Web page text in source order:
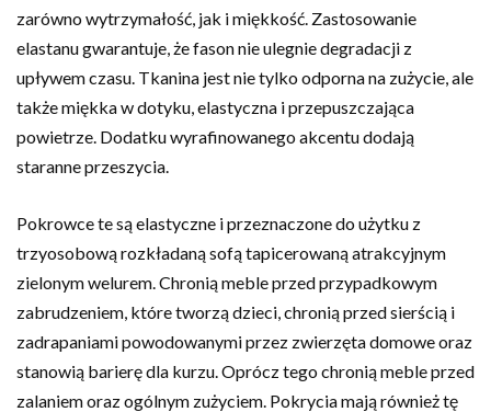
zarówno wytrzymałość, jak i miękkość. Zastosowanie
elastanu gwarantuje, że fason nie ulegnie degradacji z
upływem czasu. Tkanina jest nie tylko odporna na zużycie, ale
także miękka w dotyku, elastyczna i przepuszczająca
powietrze. Dodatku wyrafinowanego akcentu dodają
staranne przeszycia.
Pokrowce te są elastyczne i przeznaczone do użytku z
trzyosobową rozkładaną sofą tapicerowaną atrakcyjnym
zielonym welurem. Chronią meble przed przypadkowym
zabrudzeniem, które tworzą dzieci, chronią przed sierścią i
zadrapaniami powodowanymi przez zwierzęta domowe oraz
stanowią barierę dla kurzu. Oprócz tego chronią meble przed
zalaniem oraz ogólnym zużyciem. Pokrycia mają również tę